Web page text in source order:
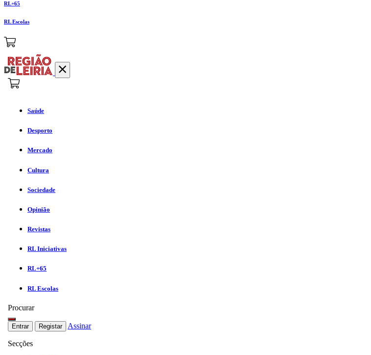
RL+65
RL Escolas
Saúde
Desporto
Mercado
Cultura
Sociedade
Opinião
Revistas
RL Iniciativas
RL+65
RL Escolas
Procurar
Entrar Registar Assinar
Secções